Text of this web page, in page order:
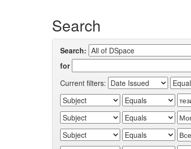
Search
Search:
for
Current filters: